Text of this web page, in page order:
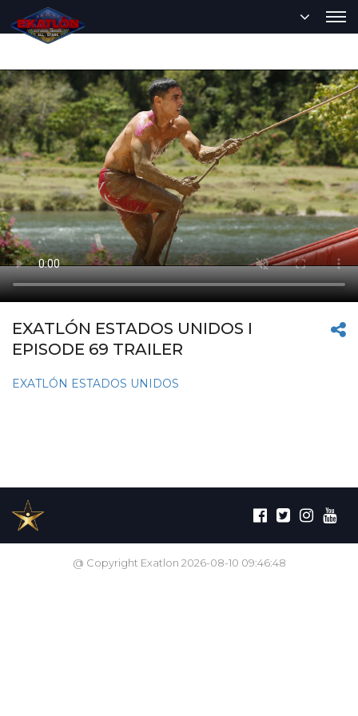
EXATLÓN ESTADOS UNIDOS I
EPISODE 69 TRAILER
EXATLÓN ESTADOS UNIDOS
@ Copyright Exatlon 2026-08-10 09:46:48